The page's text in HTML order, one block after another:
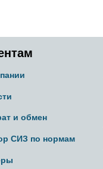
и обмен
СИЗ по нормам